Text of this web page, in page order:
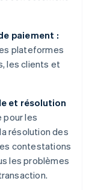
paiement :
plateformes
les clients et
et résolution
pour les
résolution des
contestations
les problèmes